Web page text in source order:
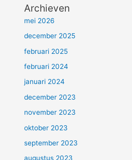
Archieven
mei 2026
december 2025
februari 2025
februari 2024
januari 2024
december 2023
november 2023
oktober 2023
september 2023
augustus 2023